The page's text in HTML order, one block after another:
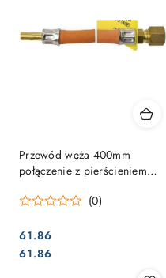
Przewód węża 400mm
połączenie z pierścieniem
(0)
Cena:
61.86
Cena:
61.86